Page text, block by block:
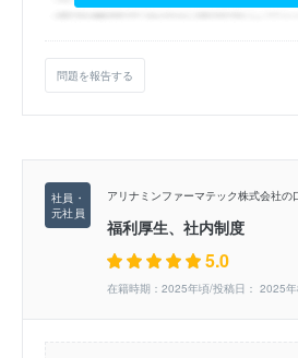
問題を報告する
アリナミンファーマテック株式会社の
福利厚生、社内制度
5.0
在籍時期：2025年頃/投稿日： 2025